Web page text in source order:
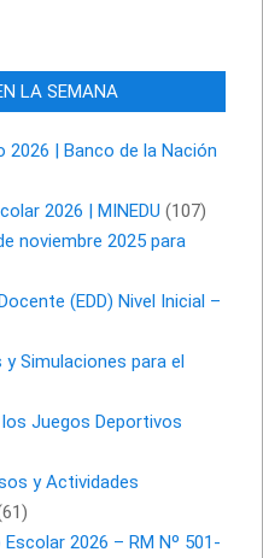
LA SEMANA
2026 | Banco de la Nación
2026 | MINEDU (107)
noviembre 2025 para
(EDD) Nivel Inicial –
Simulaciones para el
Juegos Deportivos
y Actividades
2026 – RM Nº 501-